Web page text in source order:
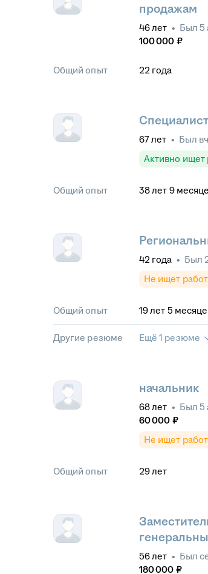
продажам
46лет • Был 5
100 000 ₽
Общий опыт 22 года
Специалист
67лет • Был
Активно ищет
Общий опыт 38лет 9
42 года • Был
Не ищет
Общий опыт 19лет 5
Другие резюме Ещё 1 резюме
начальник
68лет • Был 5
60 000 ₽
Не ищет
Общий опыт 29лет
56лет • Был
180 000 ₽